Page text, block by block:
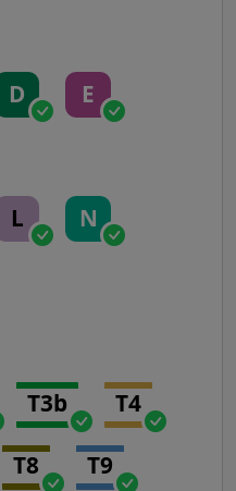
D E
L N
T3b T4
T8 T9